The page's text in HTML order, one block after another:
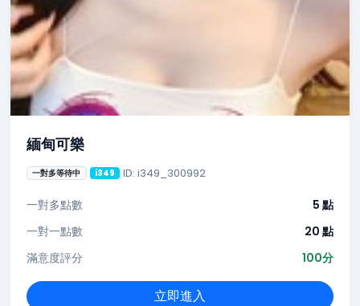
緬甸可樂
一對多等待中 i349 ID: i349_300992
一對多點數
5 點
一對一點數
20 點
滿意度評分
100分
立即進入